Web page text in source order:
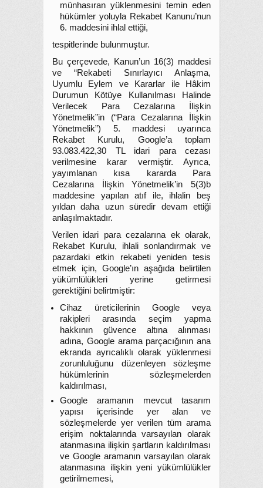
münhasıran yüklenmesini temin eden
hükümler yoluyla Rekabet Kanunu’nun
6. maddesini ihlal ettiği,
tespitlerinde bulunmuştur.
Bu çerçevede, Kanun’un 16(3) maddesi
ve “Rekabeti Sınırlayıcı Anlaşma,
Uyumlu Eylem ve Kararlar ile Hâkim
Durumun Kötüye Kullanılması Halinde
Verilecek Para Cezalarına İlişkin
Yönetmelik”in (“Para Cezalarına İlişkin
Yönetmelik”) 5. maddesi uyarınca
Rekabet Kurulu, Google’a toplam
93.083.422,30 TL idari para cezası
verilmesine karar vermiştir. Ayrıca,
yayımlanan kısa kararda Para
Cezalarına İlişkin Yönetmelik’in 5(3)b
maddesine yapılan atıf ile, ihlalin beş
yıldan daha uzun süredir devam ettiği
anlaşılmaktadır.
Verilen idari para cezalarına ek olarak,
Rekabet Kurulu, ihlali sonlandırmak ve
pazardaki etkin rekabeti yeniden tesis
etmek için, Google’ın aşağıda belirtilen
yükümlülükleri yerine getirmesi
gerektiğini belirtmiştir:
Cihaz üreticilerinin Google veya
rakipleri arasında seçim yapma
hakkının güvence altına alınması
adına, Google arama parçacığının ana
ekranda ayrıcalıklı olarak yüklenmesi
zorunluluğunu düzenleyen sözleşme
hükümlerinin sözleşmelerden
kaldırılması,
Google aramanın mevcut tasarım
yapısı içerisinde yer alan ve
sözleşmelerde yer verilen tüm arama
erişim noktalarında varsayılan olarak
atanmasına ilişkin şartların kaldırılması
ve Google aramanın varsayılan olarak
atanmasına ilişkin yeni yükümlülükler
getirilmemesi,